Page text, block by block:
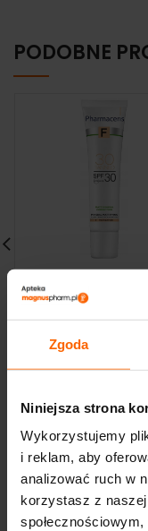
Zgoda
Niniejsza strona
Wykorzystujemy
i reklam, aby
analizować ruch w
korzystasz z
PODOBNE
MINERALNY DERMO-
Pharmaceris
58,94zł